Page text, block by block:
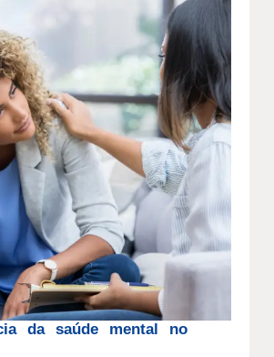
da saúde mental no